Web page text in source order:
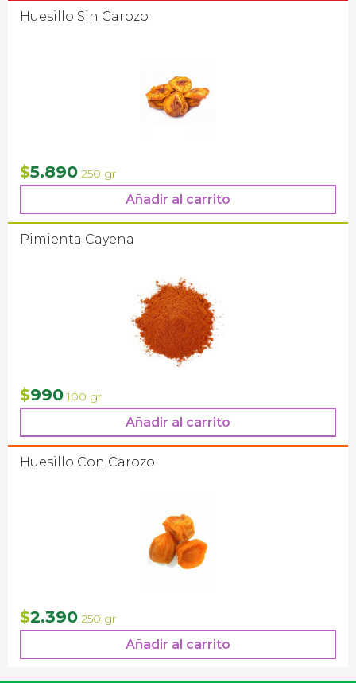
Huesillo Sin Carozo
$5.890 250 gr
Añadir al carrito
Pimienta Cayena
$990100 gr
Añadir al carrito
Huesillo Con Carozo
$2.390 250 gr
Añadir al carrito